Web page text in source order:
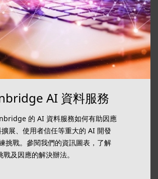
AI 資料服務
的 AI 資料服務如何有助因應
展、使用者信任等重大的 AI 開發
挑戰。參閱我們的資訊圖表，了解
及因應的解決辦法。